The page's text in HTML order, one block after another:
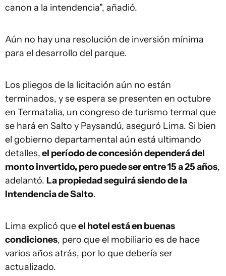
canon a la intendencia", añadió.
Aún no hay una resolución de inversión mínima
para el desarrollo del parque.
Los pliegos de la licitación aún no están
terminados, y se espera se presenten en octubre
en Termatalia, un congreso de turismo termal que
se hará en Salto y Paysandú, aseguró Lima. Si bien
el gobierno departamental aún está ultimando
detalles,el período de concesión dependerá del
monto invertido, pero puede ser entre 15 a 25 años,
adelantó. La propiedad seguirá siendo de la
Intendencia de Salto.
Lima explicó queel hotel está en buenas
condiciones, pero que el mobiliario es de hace
varios años atrás, por lo que debería ser
actualizado.